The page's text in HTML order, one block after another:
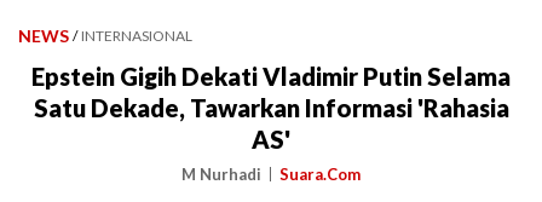
NEWS / INTERNASIONAL
Epstein Gigih Dekati Vladimir Putin Selama
Satu Dekade, Tawarkan Informasi 'Rahasia
AS'
M Nurhadi Suara.Com